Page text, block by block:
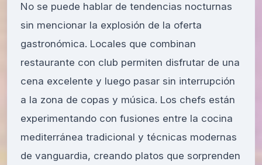
No se puede hablar de tendencias nocturnas
sin mencionar la explosión de la oferta
gastronómica. Locales que combinan
restaurante con club permiten disfrutar de una
cena excelente y luego pasar sin interrupción
a la zona de copas y música. Los chefs están
experimentando con fusiones entre la cocina
mediterránea tradicional y técnicas modernas
de vanguardia, creando platos que sorprenden